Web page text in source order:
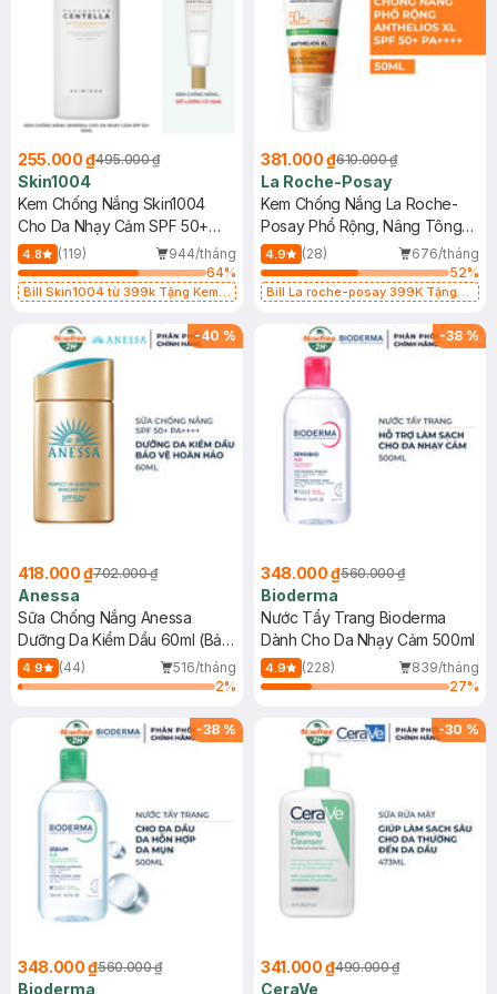
255.000 ₫495.000 ₫
Skin1004
Kem Chống Nắng Skin1004
Cho Da Nhạy Cảm SPF 50+
50ml
4.8 (119)
944/tháng
64%
Bill Skin1004 từ 399k Tặng Kem
SPF 50+ 20ml (SL Có Hạn)
381.000 ₫610.000 ₫
La Roche-Posay
Kem Chống Nắng La Roche-
Posay Phổ Rộng, Nâng Tông
Kiềm Dầu 50ml
4.9 (28)
676/tháng
52%
Bill La roche-posay 399K Tặng
(SL có hạn)
-40 %
418.000 ₫702.000 ₫
Anessa
Sữa Chống Nắng Anessa
Dưỡng Da Kiềm Dầu 60ml (Bản
Mới)
4.9 (44)
516/tháng
2%
-38 %
348.000 ₫560.000 ₫
Bioderma
Nước Tẩy Trang Bioderma
Dành Cho Da Nhạy Cảm 500ml
4.9 (228)
839/tháng
27%
-38 %
348.000 ₫560.000 ₫
Bioderma
-30 %
341.000 ₫490.000 ₫
CeraVe